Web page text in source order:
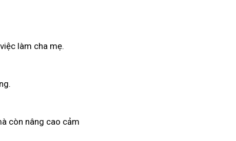
làm cha mẹ.
còn nâng cao cảm